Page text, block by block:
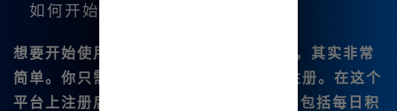
如何开始使用Midjourney中文版
想要开始使用
，其实非常
简单。你只需访问
进行注册。在这个
平台上注册后，你将获得许多用户福利，包括每日积